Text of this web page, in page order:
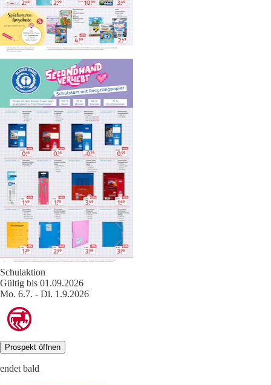
Schulaktion
Gültig bis 01.09.2026
Mo. 6.7. - Di. 1.9.2026
Prospekt öffnen
endet bald